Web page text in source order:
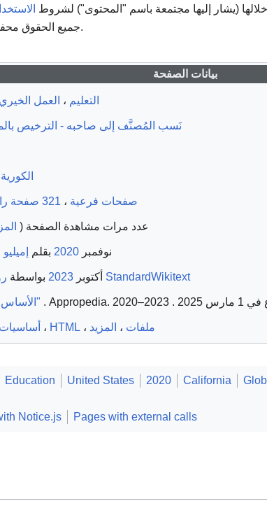
خلالها (يشار إليها مجتمعة باسم "المحتوى") لشروط
Intuitive Foundation, Inc. جميع الحقوق محفوظة.
بيانات الصفحة
التعليم ، العمل الخيري
نَسب المُصنَّف إلى صاحبه - الترخيص
الكورية
3 صفحات فرعية ، 321 صفحة رابط هنا
518 عدد مرات مشاهدة الصفحة (
9 نوفمبر 2020 بقلم
23 أكتوبر 2023 بواسطة روبوت StandardWikitext
"الأساس البديهي" . Appropedia. 2020–2023 2025
أساسيات ، HTML ، ملفات ، المزيد
Education United States 2020 California
Notice.js Pages with external calls